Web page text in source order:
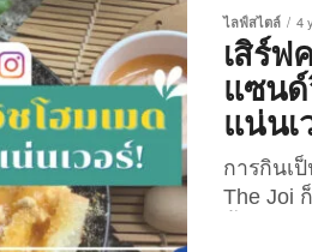
บทความ
เกาหลีชื่
จะมีใคร
ไลฟ์สไตล์ 4
เสิร์ฟ
แซนด์
แน่นเ
การกินเ
The Joi